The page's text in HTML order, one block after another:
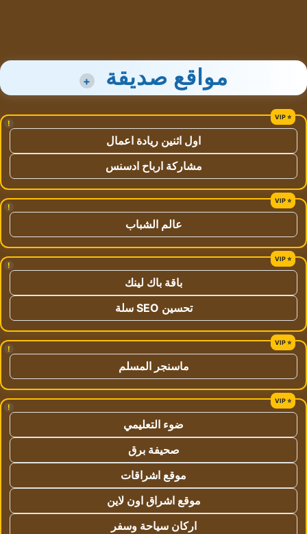
مواقع صديقة +
!
اول اثنين ريادة اعمال
مشاركة ارباح ادسنس
!
عالم الشباب
!
باقة باك لينك
تحسين SEO سلة
!
ماسنجر المسلم
!
ضوء التعليمي
صحيفة برق
موقع اشراقات
موقع اشراق اون لاين
اركان سياحة وسفر